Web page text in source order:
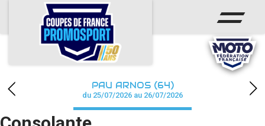
ACCUEIL
ACTUS
CALENDRIER
CHAMPIONNAT
RÉSULTATS
PAU ARNOS (64)
du 25/07/2026 au 26/07/2026